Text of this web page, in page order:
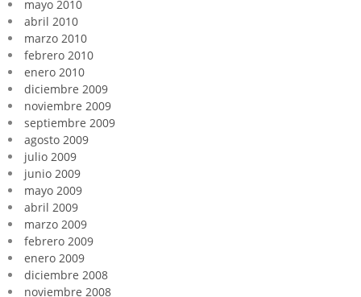
mayo 2010
abril 2010
marzo 2010
febrero 2010
enero 2010
diciembre 2009
noviembre 2009
septiembre 2009
agosto 2009
julio 2009
junio 2009
mayo 2009
abril 2009
marzo 2009
febrero 2009
enero 2009
diciembre 2008
noviembre 2008